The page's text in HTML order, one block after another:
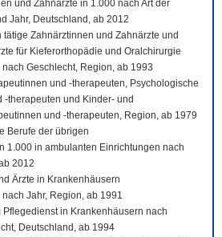
und Zahnärzte in 1.000 nach Art der
Jahr, Deutschland, ab 2012
tätige Zahnärztinnen und Zahnärzte und
für Kieferorthopädie und Oralchirurgie
Geschlecht, Region, ab 1993
und -therapeuten, Psychologische
-therapeuten und Kinder- und
und -therapeuten, Region, ab 1979
Berufe der übrigen
1.000 in ambulanten Einrichtungen nach
2012
Ärzte in Krankenhäusern
Jahr, Region, ab 1991
Pflegedienst in Krankenhäusern nach
Deutschland, ab 1994